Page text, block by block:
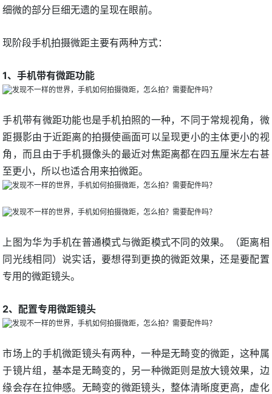
细微的部分巨细无遗的呈现在眼前。
现阶段手机拍摄微距主要有两种方式：
1、手机带有微距功能
手机带有微距功能也是手机拍照的一种，不同于常规视角，微
距摄影由于近距离的拍摄使画面可以呈现更小的主体更小的视
角，而且由于手机摄像头的最近对焦距离都在四五厘米左右甚
至更小，所以也适合用来拍微距。
上图为华为手机在普通模式与微距模式不同的效果。（距离相
同光线相同）说实话，要想得到更换的微距效果，还是要配置
专用的微距镜头。
2、配置专用微距镜头
市场上的手机微距镜头有两种，一种是无畸变的微距，这种属
于镜片组，基本是无畸变的，另一种微距则是放大镜效果，边
缘会存在拉伸感。无畸变的微距镜头，整体清晰度更高，虚化